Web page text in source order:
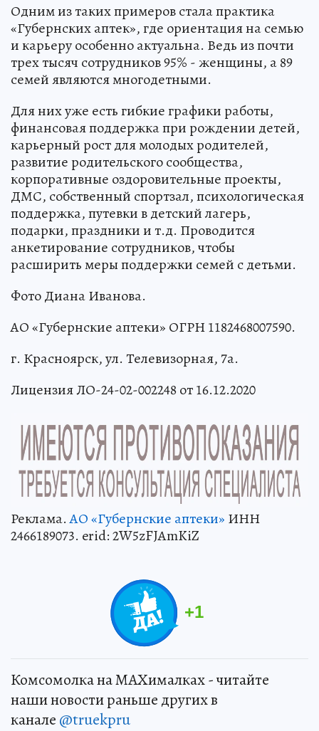
Одним из таких примеров стала практика
«Губернских аптек», где ориентация на семью
и карьеру особенно актуальна. Ведь из почти
трех тысяч сотрудников 95% - женщины, а 89
семей являются многодетными.
Для них уже есть гибкие графики работы,
финансовая поддержка при рождении детей,
карьерный рост для молодых родителей,
развитие родительского сообщества,
корпоративные оздоровительные проекты,
ДМС, собственный спортзал, психологическая
поддержка, путевки в детский лагерь,
подарки, праздники и т.д. Проводится
анкетирование сотрудников, чтобы
расширить меры поддержки семей с детьми.
Фото Диана Иванова.
АО «Губернские аптеки» ОГРН 1182468007590.
г. Красноярск, ул. Телевизорная, 7а.
Лицензия ЛО-24-02-002248 от 16.12.2020
Реклама.АО «Губернские аптеки» ИНН
2466189073. erid: 2W5zFJAmKiZ
+1
Комсомолка на MAXималках - читайте
наши новости раньше других в
канале @truekpru